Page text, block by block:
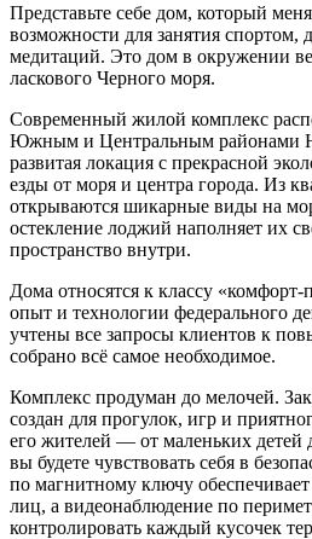
Представьте себе дом, который
возможности для занятия спортом,
медитаций. Это дом в окружении
ласкового Черного моря.
Современный жилой комплекс
Южным и Центральным районами
развитая локация с прекрасной
езды от моря и центра города. Из
открываются шикарные виды на
остекление лоджий наполняет их
пространство внутри.
Дома относятся к классу
опыт и технологии федерального
учтены все запросы клиентов к
собрано всё самое необходимое.
Комплекс продуман до мелочей.
создан для прогулок, игр и
его жителей — от маленьких
вы будете чувствовать себя в
по магнитному ключу
лиц, а видеонаблюдение по
контролировать каждый кусочек